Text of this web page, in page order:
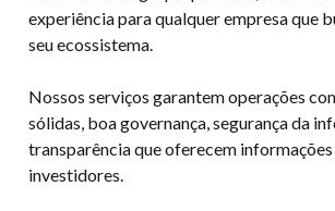
experiência para qualquer empresa que
seu ecossistema.
Nossos serviços garantem operações
sólidas, boa governança, segurança da
transparência que oferecem
investidores.